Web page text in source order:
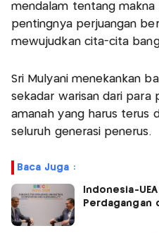
mendalam tentang makna
pentingnya perjuangan
mewujudkan cita-cita
Sri Mulyani menekankan
sekadar warisan dari para
amanah yang harus terus
seluruh generasi penerus.
Baca Juga :
Indonesia-
Perdagangan